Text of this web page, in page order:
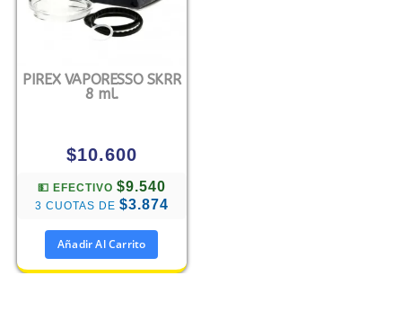
PIREX VAPORESSO SKRR
8 ml.
$10.600
💵 EFECTIVO $9.540
3 CUOTAS DE $3.874
Añadir Al Carrito